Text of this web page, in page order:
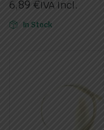
6,89 €IVA Incl.
In Stock